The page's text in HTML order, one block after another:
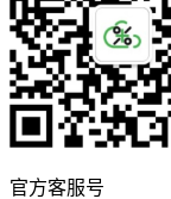
官方客服号